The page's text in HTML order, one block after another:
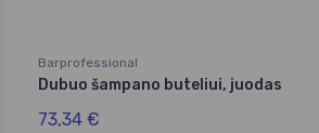
Barprofessional
Dubuo šampano buteliui, juodas
73,34 €